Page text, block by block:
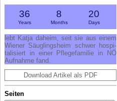
36
Years
8
Months
20
Days
lebt Kat­ja da­heim, seit sie aus ei­nem
Wie­ner Säug­lings­heim schwer hos­pi­
ta­li­siert in ei­ner Pfle­ge­fa­mi­lie in NÖ
Auf­nah­me fand.
Download Artikel als PDF
Seiten